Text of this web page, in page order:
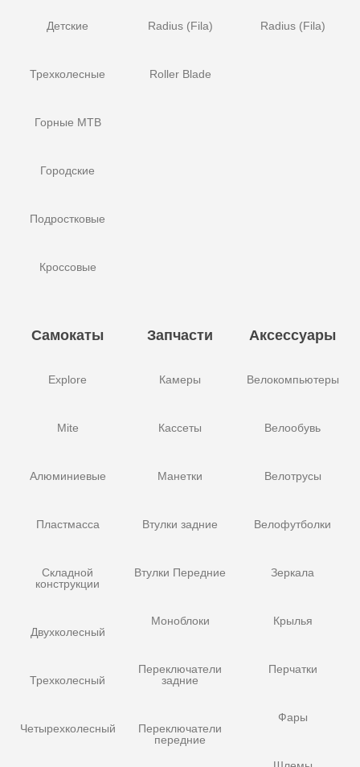
Детские
Трехколесные
Горные MTB
Городские
Подростковые
Кроссовые
Radius (Fila)
Roller Blade
Radius (Fila)
Самокаты
Explore
Mite
Алюминиевые
Пластмасса
Складной
конструкции
Двухколесный
Трехколесный
Четырехколесный
Запчасти
Камеры
Кассеты
Манетки
Втулки задние
Втулки Передние
Моноблоки
Переключатели
задние
Переключатели
передние
Аксессуары
Велокомпьютеры
Велообувь
Велотрусы
Велофутболки
Зеркала
Крылья
Перчатки
Фары